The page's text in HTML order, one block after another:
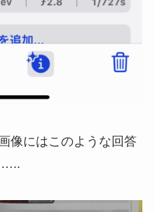
像にはこのような回答